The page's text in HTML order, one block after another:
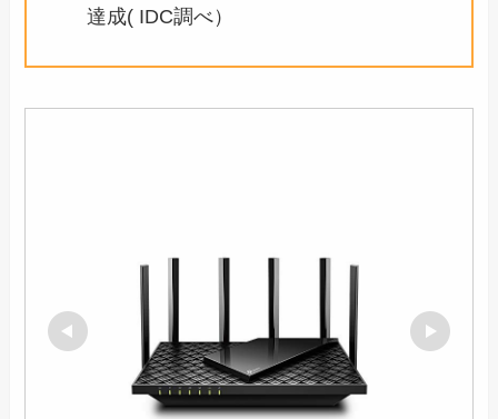
達成( IDC調べ）